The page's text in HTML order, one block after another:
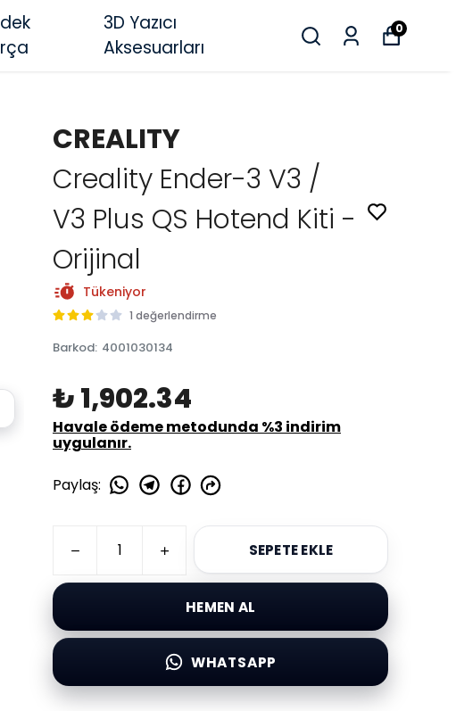
3D Yazıcı
Aksesuarları
0
CREALITY
Creality Ender-3 V3 /
V3 Plus QS Hotend Kiti -
Orijinal
Tükeniyor
1 değerlendirme
Barkod: 4001030134
₺ 1,902.34
Havale ödeme metodunda %3 indirim
uygulanır.
Paylaş:
SEPETE EKLE
HEMEN AL
WHATSAPP